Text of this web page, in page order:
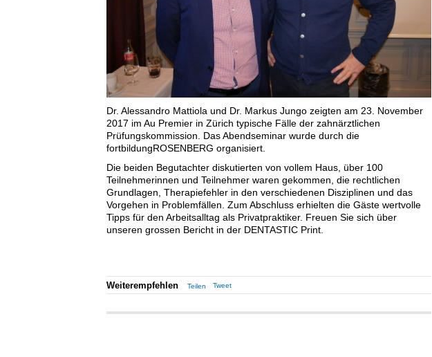
Dr. Alessandro Mattiola und Dr. Markus Jungo zeigten am 23. November
2017 im Au Premier in Zürich typische Fälle der zahnärztlichen
Prüfungskommission. Das Abendseminar wurde durch die
fortbildungROSENBERG organisiert.
Die beiden Begutachter diskutierten von vollem Haus, über 100
Teilnehmerinnen und Teilnehmer waren gekommen, die rechtlichen
Grundlagen, Therapiefehler in den verschiedenen Disziplinen und das
Vorgehen in Problemfällen. Zum Abschluss erhielten die Gäste wertvolle
Tipps für den Arbeitsalltag als Privatpraktiker. Freuen Sie sich über
unseren grossen Bericht in der DENTASTIC Print.
Weiterempfehlen Teilen Tweet